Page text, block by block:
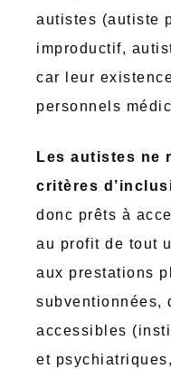
autistes (autiste
improductif,
car leur
personnels
Les autistes ne
critères
donc prêts à
au profit de tout
aux prestations
subventionnées,
accessibles
et